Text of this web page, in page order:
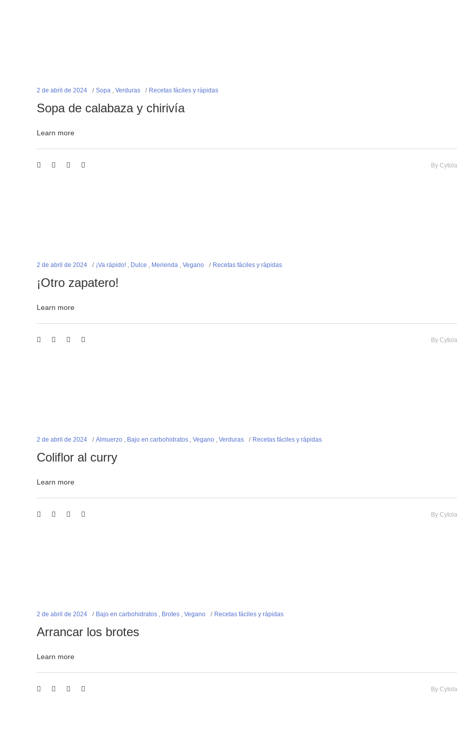
2 de abril de 2024 Sopa , Verduras Recetas fáciles y rápidas
Sopa de calabaza y chirivía
Learn more
By
2 de abril de 2024 ¡Va rápido! , Dulce , Merienda , Vegano Recetas fáciles y rápidas
¡Otro zapatero!
Learn more
By
2 de abril de 2024 Almuerzo , Bajo en carbohidratos , Vegano , Verduras Recetas fáciles y rápidas
Coliflor al curry
Learn more
By
2 de abril de 2024 Bajo en carbohidratos , Brotes , Vegano Recetas fáciles y rápidas
Arrancar los brotes
Learn more
By